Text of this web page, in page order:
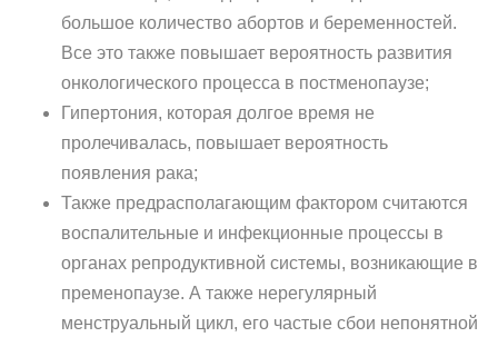
большое количество абортов и беременностей.
Все это также повышает вероятность развития
онкологического процесса в постменопаузе;
Гипертония, которая долгое время не
пролечивалась, повышает вероятность
появления рака;
Также предрасполагающим фактором считаются
воспалительные и инфекционные процессы в
органах репродуктивной системы, возникающие в
пременопаузе. А также нерегулярный
менструальный цикл, его частые сбои непонятной